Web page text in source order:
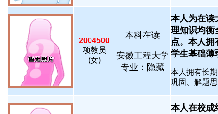
2004500
项教员
(女)
本科在读
安徽工程大学
专业：隐藏
本人为在读
理知识均衡
点。本人拥
学生基础薄
本人拥有长
巩固、解题
本人在校成